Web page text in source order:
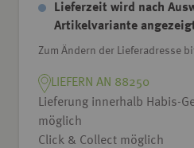
Lieferzeit wird nach
Artikelvariante
Zum Ändern der Lieferadresse
LIEFERN AN 88250
Lieferung innerhalb Habis-
möglich
Click & Collect möglich